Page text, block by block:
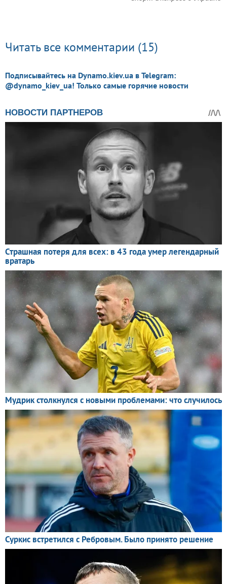
Читать все комментарии (15)
Подписывайтесь на Dynamo.kiev.ua в Telegram:
@dynamo_kiev_ua! Только самые горячие новости